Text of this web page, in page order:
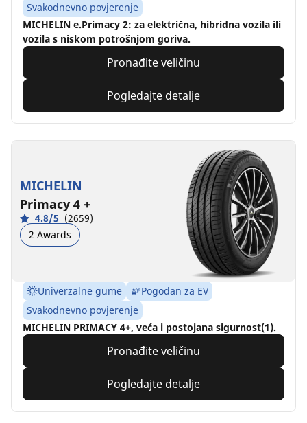
Svakodnevno povjerenje
MICHELIN e.Primacy 2: za električna, hibridna vozila ili
vozila s niskom potrošnjom goriva.
Pronađite veličinu
Pogledajte detalje
MICHELIN
Primacy 4 +
4.8/5 (2659)
2 Awards
Univerzalne gume
Pogodan za EV
Svakodnevno povjerenje
MICHELIN PRIMACY 4+, veća i postojana sigurnost(1).
Pronađite veličinu
Pogledajte detalje